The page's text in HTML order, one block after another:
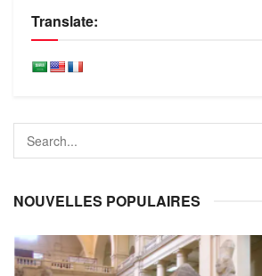
Translate:
NOUVELLES POPULAIRES